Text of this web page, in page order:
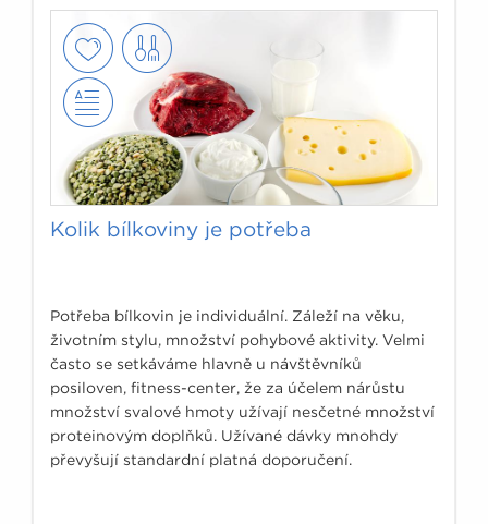
Kolik bílkoviny je potřeba
Potřeba bílkovin je individuální. Záleží na věku,
životním stylu, množství pohybové aktivity. Velmi
často se setkáváme hlavně u návštěvníků
posiloven, fitness-center, že za účelem nárůstu
množství svalové hmoty užívají nesčetné množství
proteinovým doplňků. Užívané dávky mnohdy
převyšují standardní platná doporučení.